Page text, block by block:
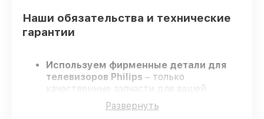
Наши обязательства и технические
гарантии
Используем фирменные детали для
телевизоров Philips – только
качественные запчасти для вашей
Сертифицированные инженеры
Развернуть